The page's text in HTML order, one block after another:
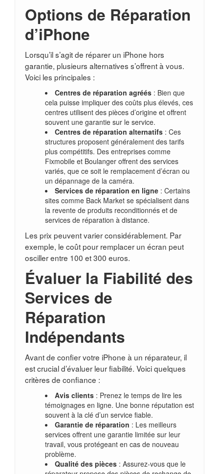
Options de Réparation
d’iPhone
Lorsqu’il s’agit de réparer un iPhone hors
garantie, plusieurs alternatives s’offrent à vous.
Voici les principales :
Centres de réparation agréés: Bien que
cela puisse impliquer des coûts plus élevés, ces
centres utilisent des pièces d’origine et offrent
souvent une garantie sur le service.
Centres de réparation alternatifs: Ces
structures proposent généralement des tarifs
plus compétitifs. Des entreprises comme
Fixmobile et Boulanger offrent des services
variés, que ce soit le remplacement d’écran ou
un dépannage de la caméra.
Services de réparation en ligne: Certains
sites comme Back Market se spécialisent dans
la revente de produits reconditionnés et de
services de réparation à distance.
Les prix peuvent varier considérablement. Par
exemple, le coût pour remplacer un écran peut
osciller entre 100 et 300 euros.
Évaluer la Fiabilité des
Services de
Réparation
Indépendants
Avant de confier votre iPhone à un réparateur, il
est crucial d’évaluer leur fiabilité. Voici quelques
critères de confiance :
Avis clients: Prenez le temps de lire les
témoignages en ligne. Une bonne réputation est
souvent à la clé d’un service fiable.
Garantie de réparation : Les meilleurs
services offrent une garantie limitée sur leur
travail, vous protégeant en cas de nouveau
problème.
Qualité des pièces: Assurez-vous que le